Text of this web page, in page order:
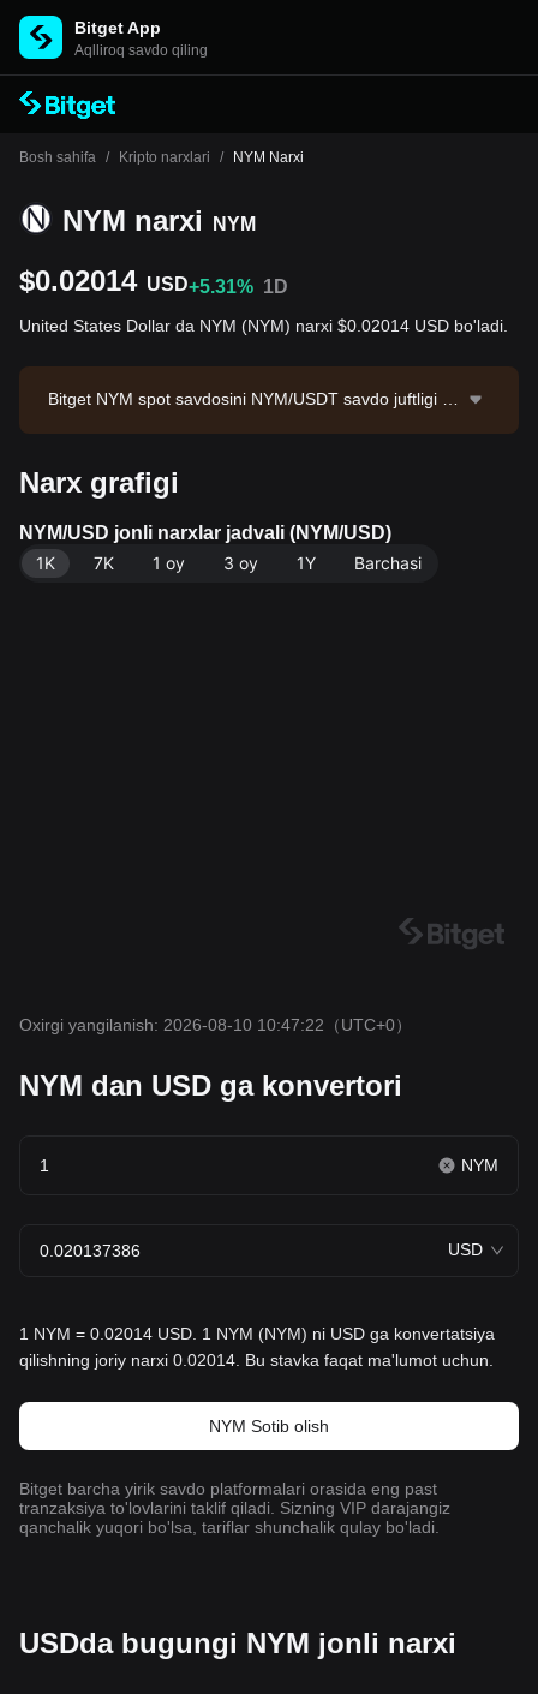
Bitget App
Aqlliroq savdo qiling
Bosh sahifa / Kripto narxlari / NYM Narxi
NYM narxi NYM
$0.02014 USD+5.31% 1D
United States Dollar da NYM (NYM) narxi $0.02014 USD bo'ladi.
Bitget NYM spot savdosini NYM/USDT savdo juftligi or
lashuvi $16,901,332.32 bo'lib, muomaladagi miqdori 8
39.30M NYM. Ma'lumotlar manbai: Bitget birjasi. Oxirg
i yangilanish: 2026-08-10 10:47:22.
Narx grafigi
NYM/USD jonli narxlar jadvali (NYM/USD)
1K
7K 1 oy 3 oy 1Y Barchasi
Oxirgi yangilanish: 2026-08-10 10:47:22 （UTC+0）
NYM dan USD ga konvertori
NYM
USD
1 NYM = 0.02014 USD. 1 NYM (NYM) ni USD ga konvertatsiya
qilishning joriy narxi 0.02014. Bu stavka faqat ma'lumot uchun.
NYM Sotib olish
Bitget barcha yirik savdo platformalari orasida eng past
tranzaksiya to'lovlarini taklif qiladi. Sizning VIP darajangiz
qanchalik yuqori bo'lsa, tariflar shunchalik qulay bo'ladi.
USDda bugungi NYM jonli narxi